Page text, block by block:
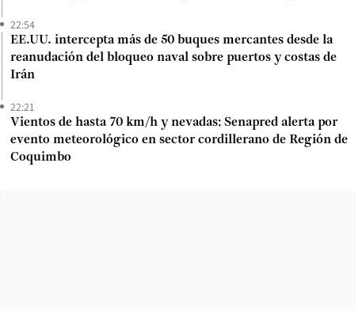
22:54
EE.UU. intercepta más de 50 buques mercantes desde la
reanudación del bloqueo naval sobre puertos y costas de
Irán
22:21
Vientos de hasta 70 km/h y nevadas: Senapred alerta por
evento meteorológico en sector cordillerano de Región de
Coquimbo